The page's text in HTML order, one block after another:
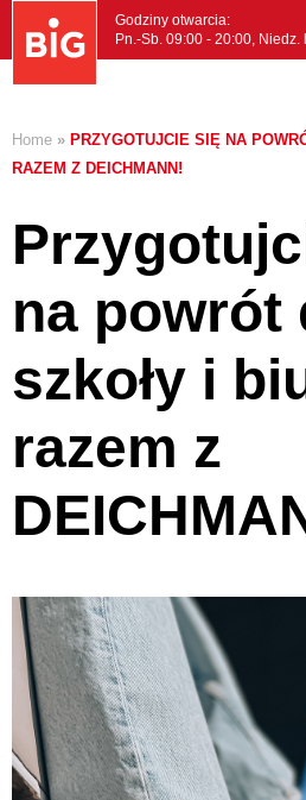
Godziny otwarcia:
Pn.-Sb. 09:00 - 20:00,
Home » PRZYGOTUJCIE SIĘ NA
RAZEM Z DEICHMANN!
na powrót
szkoły i
razem z